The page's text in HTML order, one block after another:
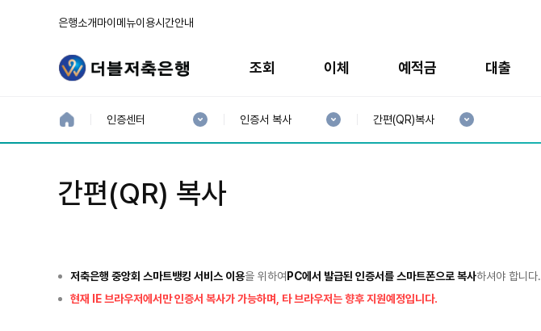
은행소개마이메뉴이용시간안내
조회 이체 예적금 대출
홈
재
1
류
인증센터
재
2
류
인증서 복사
재
3
류
간편(QR)복사
간편(QR) 복사
저축은행 중앙회 스마트뱅킹 서비스 이용을 위하여 PC에서 발급된 인증서를 스마트폰으로 복사하셔야 합니다.
현재 IE 브라우저에서만 인증서 복사가 가능하며, 타 브라우저는 향후 지원예정입니다.